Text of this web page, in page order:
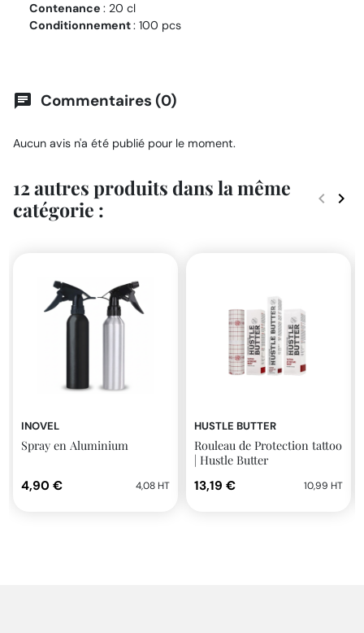
Contenance : 20 cl
Conditionnement: 100 pcs
chat Commentaires (0)
Aucun avis n'a été publié pour le moment.
12 autres produits dans la même
catégorie :
keyboard_arrow_left keyboard_arrow_right
INOVEL
Spray en Aluminium
4,90 € 4,08 HT
HUSTLE BUTTER
Rouleau de Protection tattoo
| Hustle Butter
13,19 €
10,99 HT